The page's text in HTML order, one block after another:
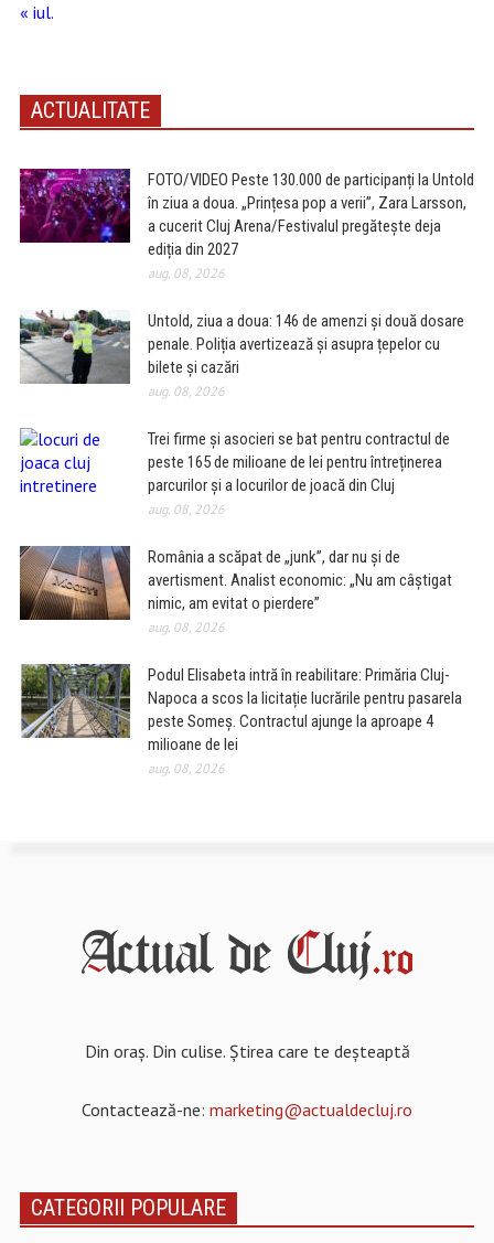
« iul.
ACTUALITATE
FOTO/VIDEO Peste 130.000 de participanți la Untold
în ziua a doua. „Prințesa pop a verii”, Zara Larsson,
a cucerit Cluj Arena/Festivalul pregătește deja
ediția din 2027
aug. 08, 2026
Untold, ziua a doua: 146 de amenzi și două dosare
penale. Poliția avertizează și asupra țepelor cu
bilete și cazări
aug. 08, 2026
Trei firme și asocieri se bat pentru contractul de
peste 165 de milioane de lei pentru întreținerea
parcurilor și a locurilor de joacă din Cluj
aug. 08, 2026
România a scăpat de „junk”, dar nu și de
avertisment. Analist economic: „Nu am câștigat
nimic, am evitat o pierdere”
aug. 08, 2026
Podul Elisabeta intră în reabilitare: Primăria Cluj-
Napoca a scos la licitație lucrările pentru pasarela
peste Someș. Contractul ajunge la aproape 4
milioane de lei
aug. 08, 2026
Din oraș. Din culise. Știrea care te deșteaptă
Contactează-ne: marketing@actualdecluj.ro
CATEGORII POPULARE